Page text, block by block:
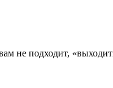
не подходит,